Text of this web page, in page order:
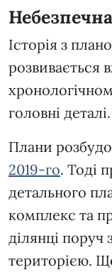
Історія з
розвивається
головні деталі.
Плани
2019-го. Тоді
детального
комплекс та
ділянці
територією.